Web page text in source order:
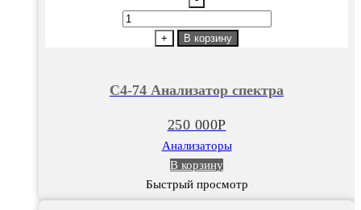
Количество
Анализатор
+ В корзину
С4-74 Анализатор спектра
250 000Р
Анализаторы
В корзину
Быстрый просмотр